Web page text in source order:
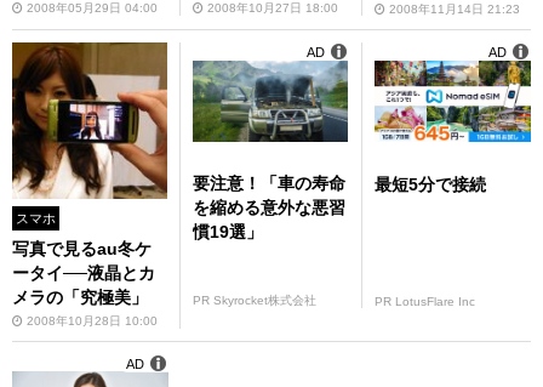
2008年05月29日 04:00 2008年10月27日 18:00 2008年11月14日 21:23
スマホ
写真で見るau冬ケ
ータイ──液晶とカ
メラの「究極美」
2008年10月28日 10:00
要注意！「車の寿命
を縮める意外な悪習
慣19選」
PR Skyrocket株式会社
AD
最短5分で接続
PR LotusFlare Inc
AD
AD